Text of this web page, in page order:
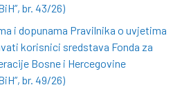
br. 43/26)
i dopunama Pravilnika o uvjetima
korisnici sredstava Fonda za
Bosne i Hercegovine
br. 49/26)